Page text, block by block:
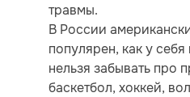
травмы.
В России
популярен, как у
нельзя забывать про
баскетбол, хоккей,